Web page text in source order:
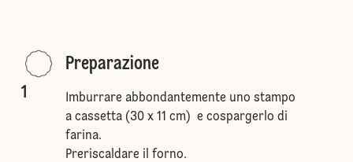
1
Preparazione
Imburrare abbondantemente uno stampo
a cassetta (30 x 11 cm) e cospargerlo di
farina.
Preriscaldare il forno.